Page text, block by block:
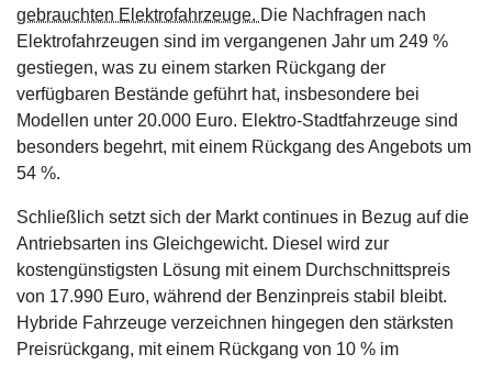
gebrauchten Elektrofahrzeuge. Die Nachfragen nach
Elektrofahrzeugen sind im vergangenen Jahr um 249 %
gestiegen, was zu einem starken Rückgang der
verfügbaren Bestände geführt hat, insbesondere bei
Modellen unter 20.000 Euro. Elektro-Stadtfahrzeuge sind
besonders begehrt, mit einem Rückgang des Angebots um
54 %.
Schließlich setzt sich der Markt continues in Bezug auf die
Antriebsarten ins Gleichgewicht. Diesel wird zur
kostengünstigsten Lösung mit einem Durchschnittspreis
von 17.990 Euro, während der Benzinpreis stabil bleibt.
Hybride Fahrzeuge verzeichnen hingegen den stärksten
Preisrückgang, mit einem Rückgang von 10 % im